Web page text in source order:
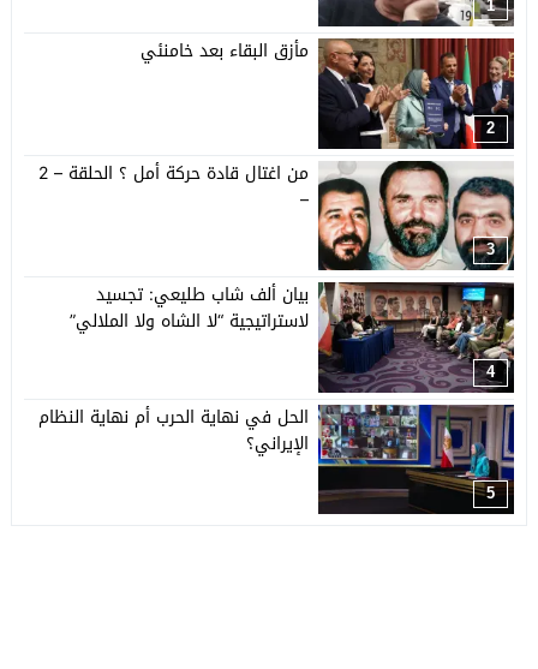
1
2
مأزق البقاء بعد خامنئي
3
من اغتال قادة حركة أمل ؟ الحلقة – 2
–
4
بيان ألف شاب طليعي: تجسيد
لاستراتيجية “لا الشاه ولا الملالي”
5
الحل في نهاية الحرب أم نهاية النظام
الإيراني؟